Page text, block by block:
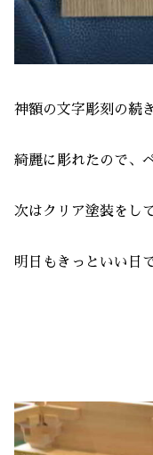
神額の文字彫刻の続
綺麗に彫れたので、
次はクリア塗装をし
明日もきっといい日